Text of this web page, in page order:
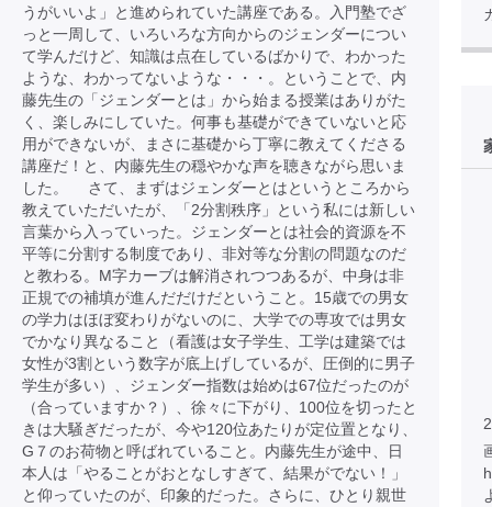
うがいいよ」と進められていた講座である。入門塾でざ
っと一周して、いろいろな方向からのジェンダーについ
て学んだけど、知識は点在しているばかりで、わかった
ような、わかってないような・・・。ということで、内
藤先生の「ジェンダーとは」から始まる授業はありがた
く、楽しみにしていた。何事も基礎ができていないと応
用ができないが、まさに基礎から丁寧に教えてくださる
講座だ！と、内藤先生の穏やかな声を聴きながら思いま
した。 さて、まずはジェンダーとはというところから
教えていただいたが、「2分割秩序」という私には新しい
言葉から入っていった。ジェンダーとは社会的資源を不
平等に分割する制度であり、非対等な分割の問題なのだ
と教わる。M字カーブは解消されつつあるが、中身は非
正規での補填が進んだだけだということ。15歳での男女
の学力はほぼ変わりがないのに、大学での専攻では男女
でかなり異なること（看護は女子学生、工学は建築では
女性が3割という数字が底上げしているが、圧倒的に男子
学生が多い）、ジェンダー指数は始めは67位だったのが
（合っていますか？）、徐々に下がり、100位を切ったと
きは大騒ぎだったが、今や120位あたりが定位置となり、
G７のお荷物と呼ばれていること。内藤先生が途中、日
本人は「やることがおとなしすぎて、結果がでない！」
と仰っていたのが、印象的だった。さらに、ひとり親世